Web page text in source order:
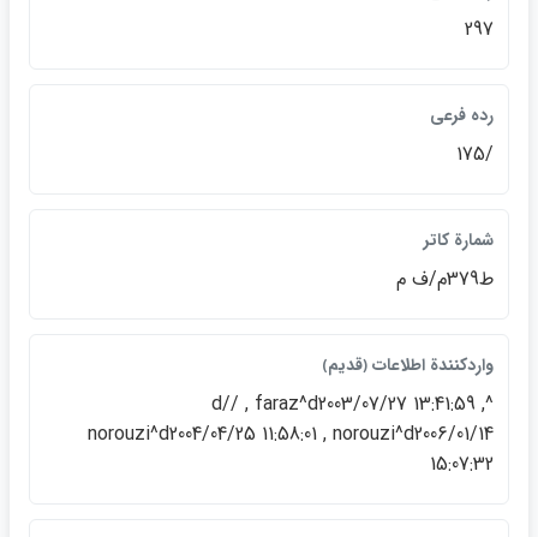
297
رده فرعي
/175
شمارة كاتر
ط379م/ف م
واردكنندة اطلاعات ﴿قديم﴾
^d// , faraz^d2003/07/27 13:41:59 ,
norouzi^d2004/04/25 11:58:01 , norouzi^d2006/01/14
15:07:32